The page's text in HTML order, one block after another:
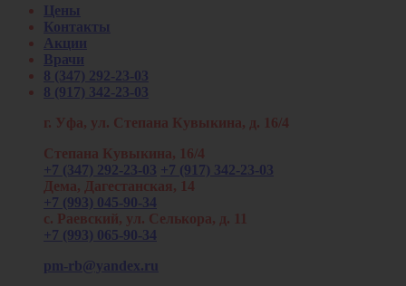
Цены
Контакты
Акции
Врачи
8 (347) 292-23-03
8 (917) 342-23-03
г. Уфа, ул. Степана Кувыкина, д. 16/4
Степана Кувыкина, 16/4
+7 (347) 292-23-03 +7 (917) 342-23-03
Дема, Дагестанская, 14
+7 (993) 045-90-34
с. Раевский, ул. Селькора, д. 11
+7 (993) 065-90-34
pm-rb@yandex.ru